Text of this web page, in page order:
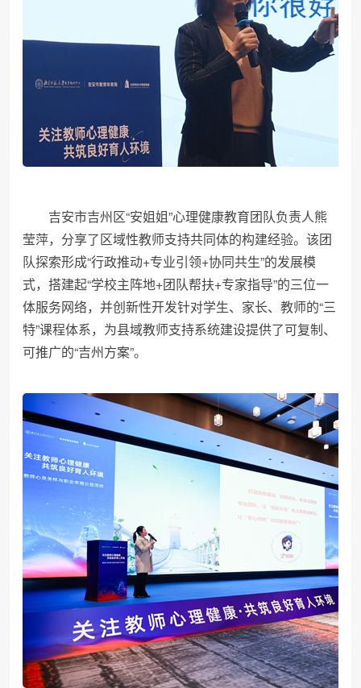
吉安市吉州区“安姐姐”心理健康教育团队负责人熊
莹萍，分享了区域性教师支持共同体的构建经验。该团
队探索形成“行政推动+专业引领+协同共生”的发展模
式，搭建起“学校主阵地+团队帮扶+专家指导”的三位一
体服务网络，并创新性开发针对学生、家长、教师的“三
特”课程体系，为县域教师支持系统建设提供了可复制、
可推广的“吉州方案”。